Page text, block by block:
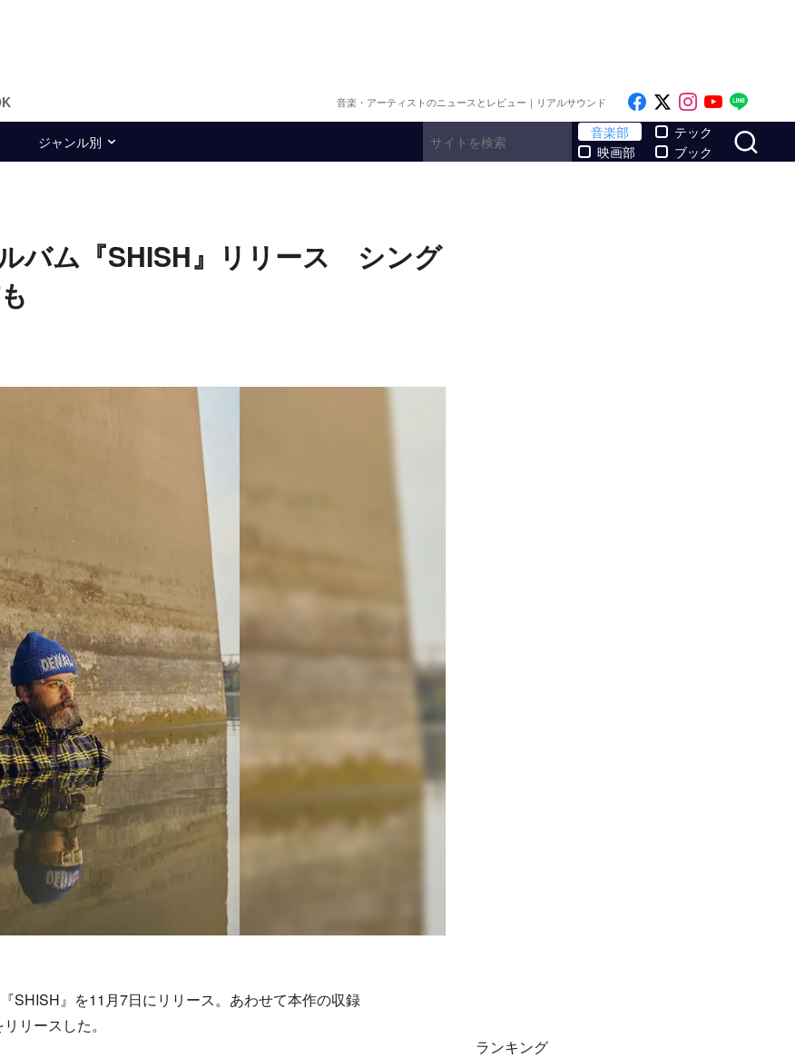
音楽・アーティストのニュースとレビュー｜リアルサウンド Like on Facebook
Follow on x
Follow on
Follow
ジャンル別
音楽部
映画部
テック
ブック
バム『SHISH』リリース シング
SHISH』を11月7日にリリース。あわせて本作の収録
リースした。
ランキング